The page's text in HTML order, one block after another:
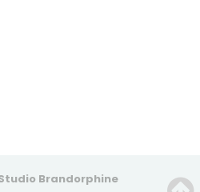
Brandorphine